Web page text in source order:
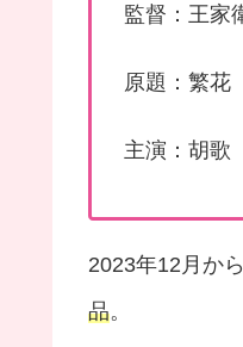
監督：王家
原題：繁
主演：胡歌
2023年12月か
品。